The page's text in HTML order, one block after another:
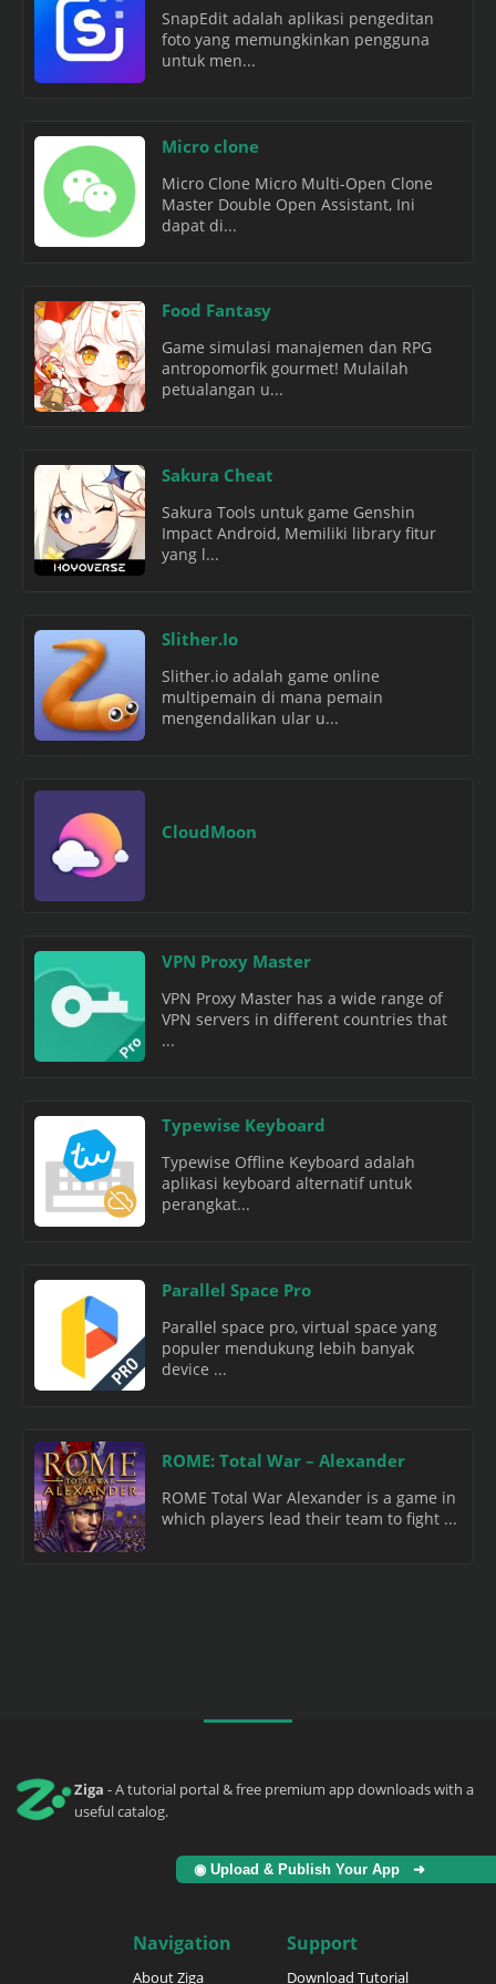
SnapEdit adalah aplikasi pengeditan
foto yang memungkinkan pengguna
untuk men...
Micro clone
Micro Clone Micro Multi-Open Clone
Master Double Open Assistant, Ini
dapat di...
Food Fantasy
Game simulasi manajemen dan RPG
antropomorfik gourmet! Mulailah
petualangan u...
Sakura Cheat
Sakura Tools untuk game Genshin
Impact Android, Memiliki library fitur
yang l...
Slither.Io
Slither.io adalah game online
multipemain di mana pemain
mengendalikan ular u...
CloudMoon
VPN Proxy Master
VPN Proxy Master has a wide range of
VPN servers in different countries that
...
Typewise Keyboard
Typewise Offline Keyboard adalah
aplikasi keyboard alternatif untuk
perangkat...
Parallel Space Pro
Parallel space pro, virtual space yang
populer mendukung lebih banyak
device ...
ROME: Total War – Alexander
ROME Total War Alexander is a game in
which players lead their team to fight ...
Ziga - A tutorial portal & free premium app downloads with a
useful catalog.
◉ Upload & Publish Your App ➜
Navigation
About Ziga
Support
Download Tutorial